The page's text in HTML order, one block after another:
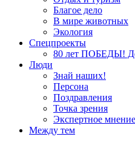
Благое дело
В мире животных
Экология
Спецпроекты
80 лет ПОБЕДЫ!
Люди
Знай наших!
Персона
Поздравления
Точка зрения
Экспертное мнение
Между тем